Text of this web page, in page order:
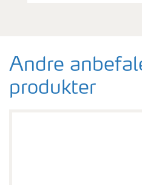
Andre
produkter